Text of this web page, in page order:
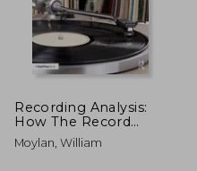
Recording Analysis:
How The Record
Shapes The Song (en
Inglés)
Moylan, William